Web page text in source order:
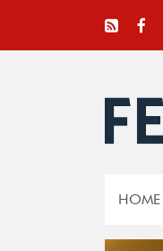
HOME